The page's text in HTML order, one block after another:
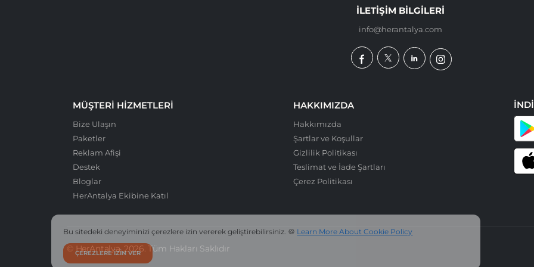
İLETIŞIM BILGILERI
info@herantalya.com
MÜŞTERI HIZMETLERI
Bize Ulaşın
Paketler
Reklam Afişi
Destek
Bloglar
HerAntalya Ekibine Katıl
HAKKIMIZDA
Hakkımızda
Şartlar ve Koşullar
Gizlilik Politikası
Teslimat ve İade Şartları
Çerez Politikası
© HerAntalya. 2026. Tüm Hakları Saklıdır
Bu sitedeki deneyiminizi çerezlere izin vererek geliştirebilirsiniz. 🍪 Learn More About Cookie Policy
ÇEREZLERE IZIN VER